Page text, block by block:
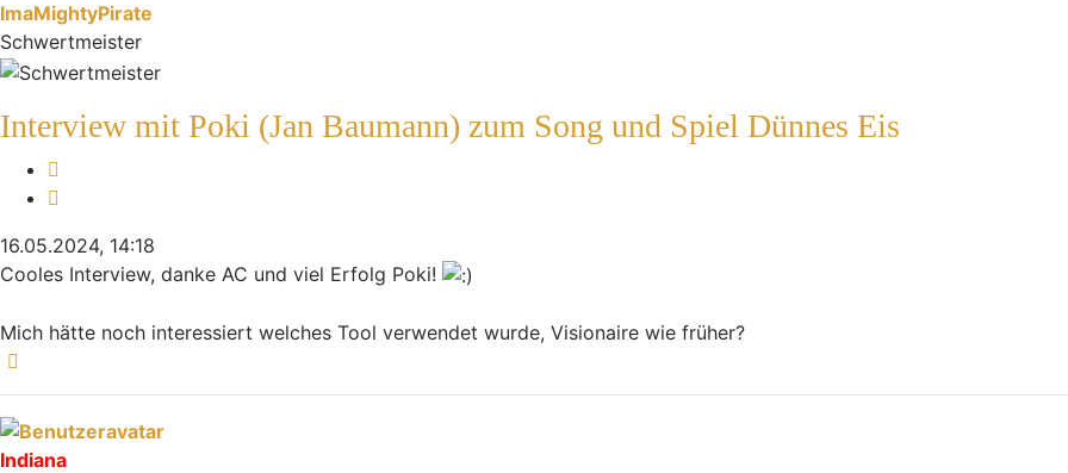
ImaMightyPirate
Schwertmeister
Interview mit Poki (Jan Baumann) zum Song und Spiel Dünnes Eis
16.05.2024, 14:18
Cooles Interview, danke AC und viel Erfolg Poki!
Mich hätte noch interessiert welches Tool verwendet wurde, Visionaire wie früher?
Indiana